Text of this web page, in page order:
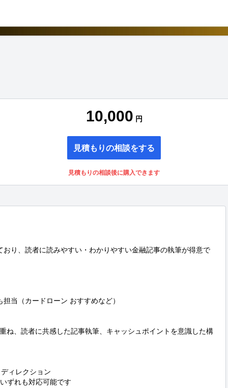
10,000 円
見積もりの相談をする
見積もりの相談後に購入できます
り、読者に読みやすい・わかりやすい金融記事の執筆が得意で
当（カードローン おすすめなど）
ね、読者に共感した記事執筆、キャッシュポイントを意識した構
ィレクション
ずれも対応可能です